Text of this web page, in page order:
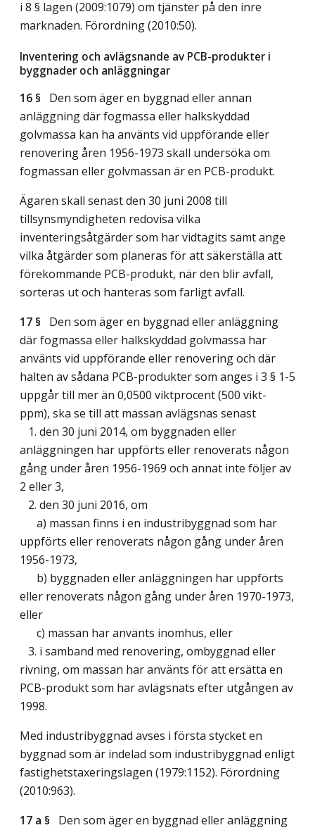
i 8 § lagen (2009:1079) om tjänster på den inre
marknaden. Förordning (2010:50).
Inventering och avlägsnande av PCB-produkter i
byggnader och anläggningar
16 § Den som äger en byggnad eller annan
anläggning där fogmassa eller halkskyddad
golvmassa kan ha använts vid uppförande eller
renovering åren 1956-1973 skall undersöka om
fogmassan eller golvmassan är en PCB-produkt.
Ägaren skall senast den 30 juni 2008 till
tillsynsmyndigheten redovisa vilka
inventeringsåtgärder som har vidtagits samt ange
vilka åtgärder som planeras för att säkerställa att
förekommande PCB-produkt, när den blir avfall,
sorteras ut och hanteras som farligt avfall.
17 § Den som äger en byggnad eller anläggning
där fogmassa eller halkskyddad golvmassa har
använts vid uppförande eller renovering och där
halten av sådana PCB-produkter som anges i 3 § 1-5
uppgår till mer än 0,0500 viktprocent (500 vikt-
ppm), ska se till att massan avlägsnas senast
1. den 30 juni 2014, om byggnaden eller
anläggningen har uppförts eller renoverats någon
gång under åren 1956-1969 och annat inte följer av
2 eller 3,
2. den 30 juni 2016, om
a) massan finns i en industribyggnad som har
uppförts eller renoverats någon gång under åren
1956-1973,
b) byggnaden eller anläggningen har uppförts
eller renoverats någon gång under åren 1970-1973,
eller
c) massan har använts inomhus, eller
3. i samband med renovering, ombyggnad eller
rivning, om massan har använts för att ersätta en
PCB-produkt som har avlägsnats efter utgången av
1998.
Med industribyggnad avses i första stycket en
byggnad som är indelad som industribyggnad enligt
fastighetstaxeringslagen (1979:1152). Förordning
(2010:963).
17 a § Den som äger en byggnad eller anläggning